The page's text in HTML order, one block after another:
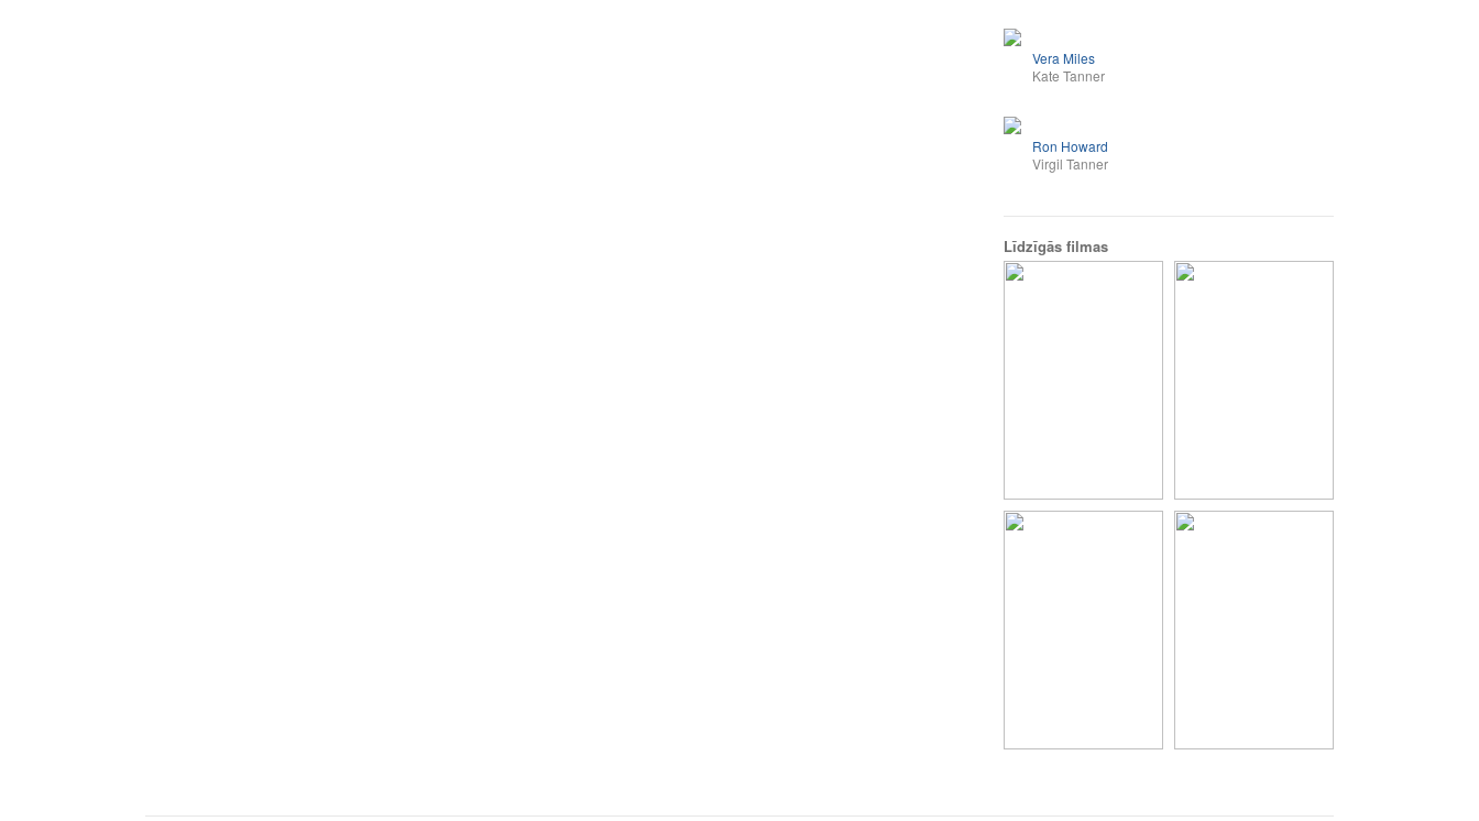
Vera Miles
Kate Tanner
Ron Howard
Virgil Tanner
Līdzīgās filmas